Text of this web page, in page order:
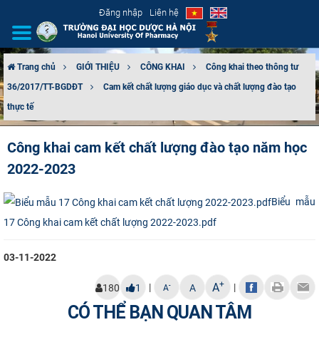
Đăng nhập Liên hệ
GIỚI THIỆU
CƠ CẤU TỔ CHỨC
TUYỂN SINH
ĐÀO TẠO
ĐẢM BẢO CHẤT LƯỢNG
Trang chủ GIỚI THIỆU CÔNG KHAI
Công khai theo thông tư
36/2017/TT-BGDĐT
Cam kết chất lượng giáo dục và chất lượng đào tạo
thực tế
Công khai cam kết chất lượng đào tạo năm học
2022-2023
Biểu mẫu
17 Công khai cam kết chất lượng 2022-2023.pdf
03-11-2022
180 1 | A- A A+ |
CÓ THỂ BẠN QUAN TÂM